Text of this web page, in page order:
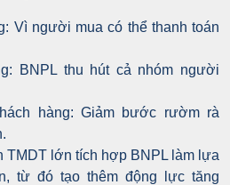
Vì người mua có thể thanh toán
BNPL thu hút cả nhóm người
hàng: Giảm bước rườm rà
TMDT lớn tích hợp BNPL làm lựa
từ đó tạo thêm động lực tăng